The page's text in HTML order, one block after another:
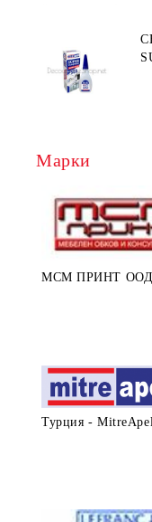
Марки
МСМ ПРИНТ ООД
Турция -